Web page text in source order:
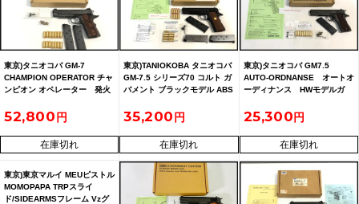
東京)タニオコバ GM-7
CHAMPION OPERATOR チャ
ンピオン オペレーター 発火
予備マガジン付
52,800
在庫切れ
東京)TANIOKOBA タニオコバ
GM-7.5 シリーズ70 コルト ガ
バメント ブラックモデル ABS
35,200
在庫切れ
東京)タニオコバ GM7.5
AUTO-ORDNANSE オートオ
ーディナンス HWモデルガ
25,300
在庫切れ
東京)東京マルイ MEUピストル
MOMOPAPA TRPスライ
ド/SIDEARMSフレーム Vzグ